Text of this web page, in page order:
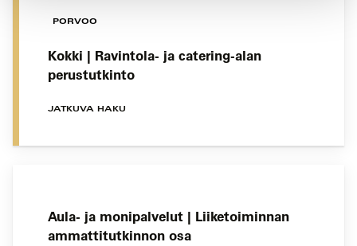
PORVOO
Kokki | Ravintola- ja catering-alan
perustutkinto
JATKUVA HAKU
Aula- ja monipalvelut | Liiketoiminnan
ammattitutkinnon osa